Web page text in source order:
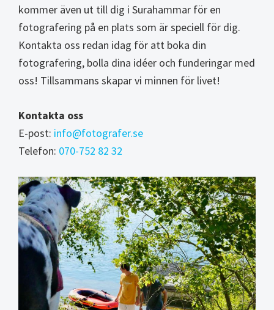
kommer även ut till dig i Surahammar för en
fotografering på en plats som är speciell för dig.
Kontakta oss redan idag för att boka din
fotografering, bolla dina idéer och funderingar med
oss! Tillsammans skapar vi minnen för livet!
Kontakta oss
E-post: info@fotografer.se
Telefon: 070-752 82 32